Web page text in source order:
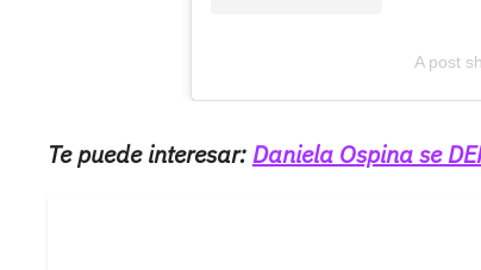
A post
Te puede interesar:Daniela Ospina se